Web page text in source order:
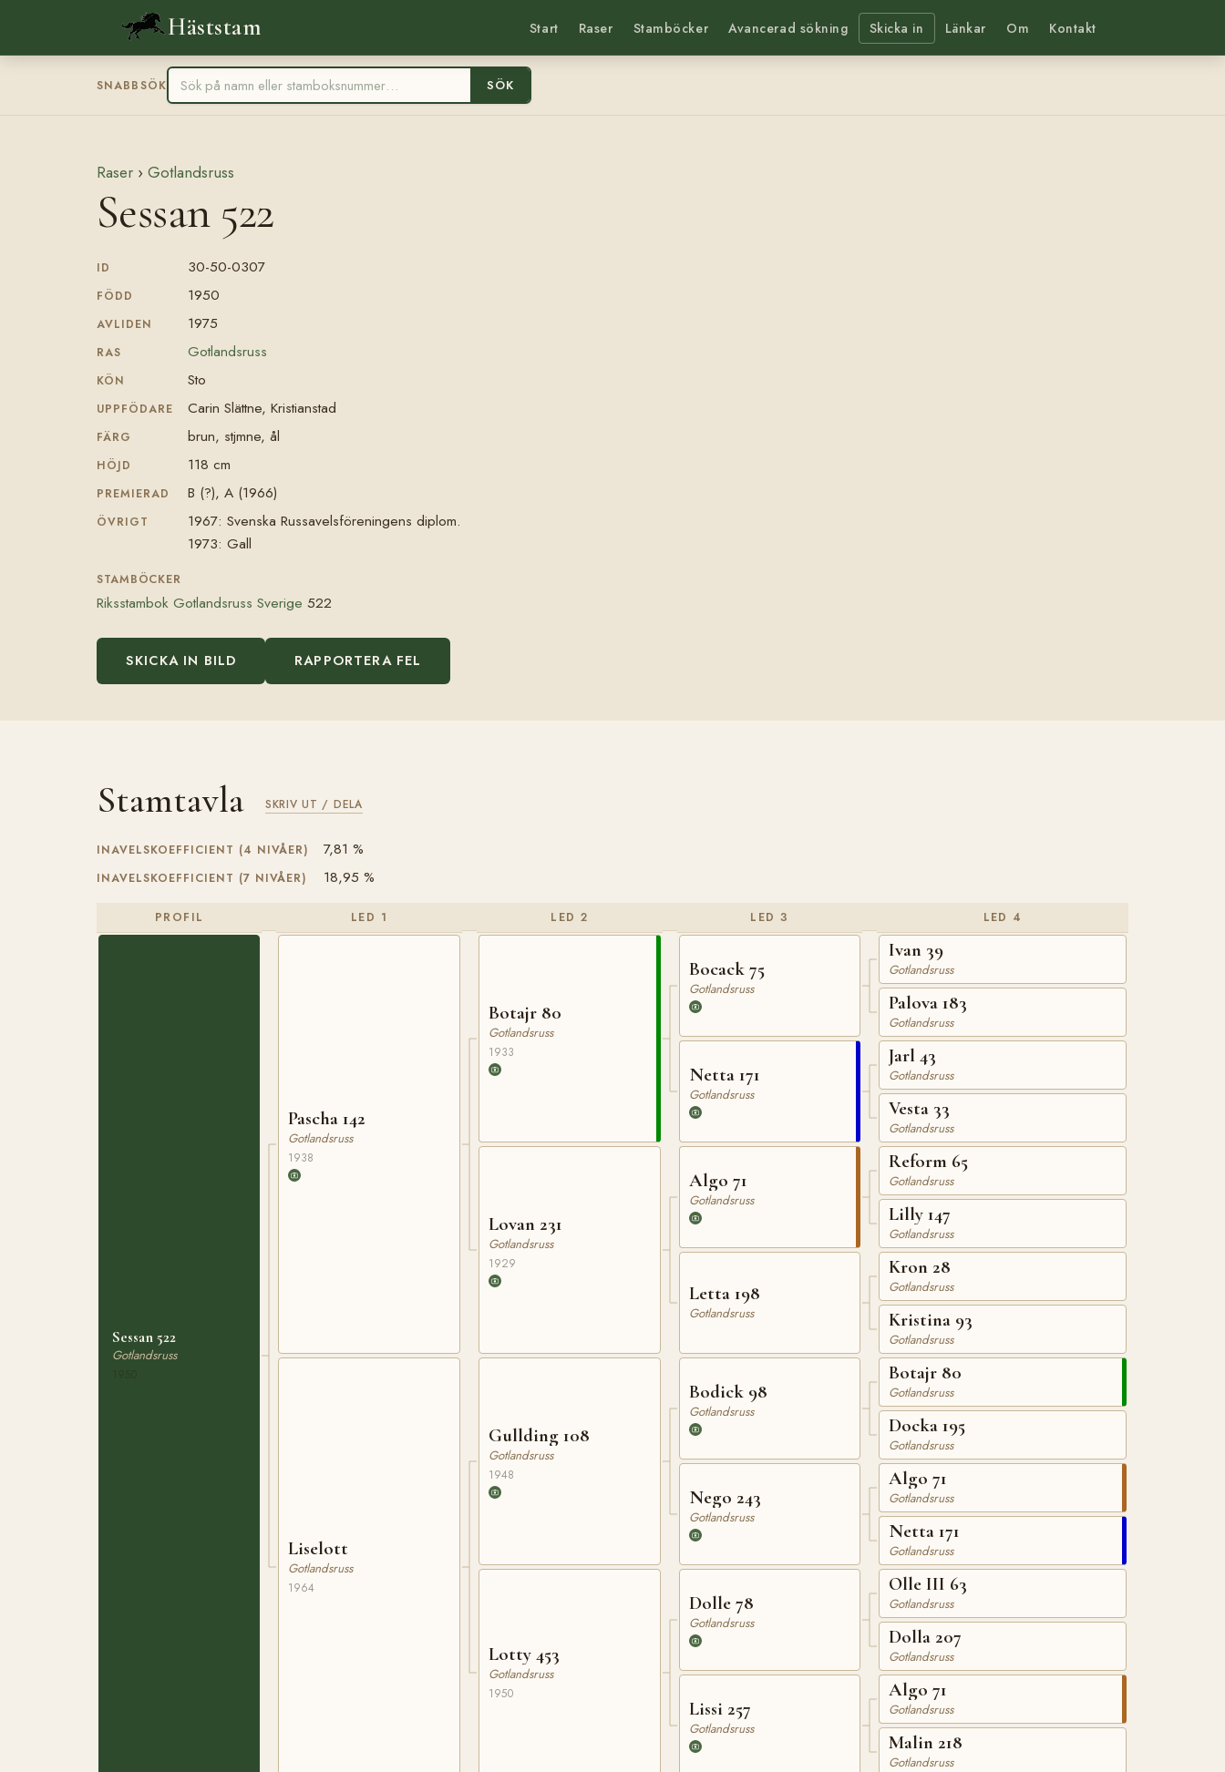
Häststam Start Raser Stamböcker Avancerad sökning Skicka in Länkar Om Kontakt
SNABBSÖK SÖK
Raser › Gotlandsruss
Sessan 522
ID 30-50-0307
FÖDD 1950
AVLIDEN 1975
RAS Gotlandsruss
KÖN Sto
UPPFÖDARE Carin Slättne, Kristianstad
FÄRG brun, stjmne, ål
HÖJD 118 cm
PREMIERAD B (?), A (1966)
ÖVRIGT
1967: Svenska Russavelsföreningens diplom.
1973: Gall
STAMBÖCKER
Riksstambok Gotlandsruss Sverige 522
SKICKA IN BILD RAPPORTERA FEL
Stamtavla SKRIV UT / DELA
INAVELSKOEFFICIENT (4 NIVÅER) 7,81 %
INAVELSKOEFFICIENT (7 NIVÅER) 18,95 %
PROFIL
Sessan 522
Gotlandsruss
LED 1
Pascha 142
Gotlandsruss
1938
Liselott
Gotlandsruss
1964
LED 2
Botajr 80
Gotlandsruss
1933
Lovan 231
Gotlandsruss
1929
Gullding 108
Gotlandsruss
1948
Lotty 453
Gotlandsruss
1950
LED 3
Bocack 75
Gotlandsruss
Netta 171
Gotlandsruss
Algo 71
Gotlandsruss
Letta 198
Gotlandsruss
Bodick 98
Gotlandsruss
Nego 243
Gotlandsruss
Dolle 78
Gotlandsruss
Lissi 257
Gotlandsruss
LED 4
Ivan 39
Gotlandsruss
Palova 183
Gotlandsruss
Jarl 43
Gotlandsruss
Vesta 33
Gotlandsruss
Reform 65
Gotlandsruss
Lilly 147
Gotlandsruss
Kron 28
Gotlandsruss
Kristina 93
Gotlandsruss
Botajr 80
Gotlandsruss
Docka 195
Gotlandsruss
Algo 71
Gotlandsruss
Netta 171
Gotlandsruss
Olle III 63
Gotlandsruss
Dolla 207
Gotlandsruss
Algo 71
Gotlandsruss
Malin 218
Gotlandsruss